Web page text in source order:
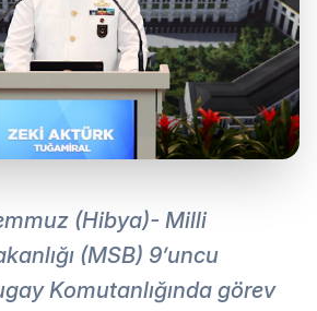
(Hibya)- Milli
(MSB) 9’uncu
Komutanlığında görev